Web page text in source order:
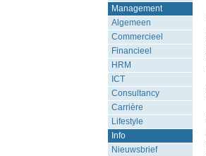
Management
Algemeen
Commercieel
Financieel
HRM
ICT
Consultancy
Carrière
Lifestyle
Info
Nieuwsbrief